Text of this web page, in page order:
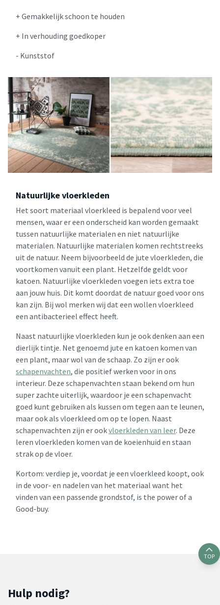
+ Gemakkelijk schoon te houden
+ In verhouding goedkoper
- Kunststof
Natuurlijke vloerkleden
Het soort materiaal vloerkleed is bepalend voor veel
mensen, waar er een onderscheid kan worden gemaakt
tussen natuurlijke materialen en niet natuurlijke
materialen. Natuurlijke materialen komen rechtstreeks
uit de natuur. Neem bijvoorbeeld de jute vloerkleden, die
voortkomen vanuit een plant. Hetzelfde geldt voor
katoen. Natuurlijke vloerkleden voegen iets extra toe
aan jouw huis. Dit komt doordat de natuur goed voor ons
kan zijn. Bij wol merken wij dat een wollen vloerkleed
een antibacterieel effect heeft.
Naast natuurlijke vloerkleden kun je ook denken aan een
dierlijk tintje. Net genoemd jute en katoen komen van
een plant, maar wol van de schaap. Zo zijn er ook
schapenvachten, die positief werken voor in ons
interieur. Deze schapenvachten staan bekend om hun
super zachte uiterlijk, waardoor je een schapenvacht
goed kunt gebruiken als kussen om tegen aan te leunen,
maar ook als vloerkleed om op te lopen. Naast
schapenvachten zijn er ookvloerkleden van leer. Deze
leren vloerkleden komen van de koeienhuid en staan
strak op de vloer.
Kortom: verdiep je, voordat je een vloerkleed koopt, ook
in de voor- en nadelen van het materiaal want het
vinden van een passende grondstof, is the power of a
Good-buy.
TOP
Hulp nodig?